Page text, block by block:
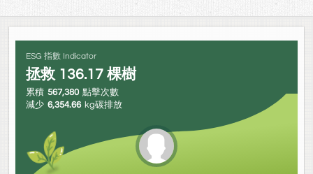
ESG 指數 Indicator
拯救 136.17 棵樹
累積 567,380 點擊次數
減少 6,354.66 kg碳排放